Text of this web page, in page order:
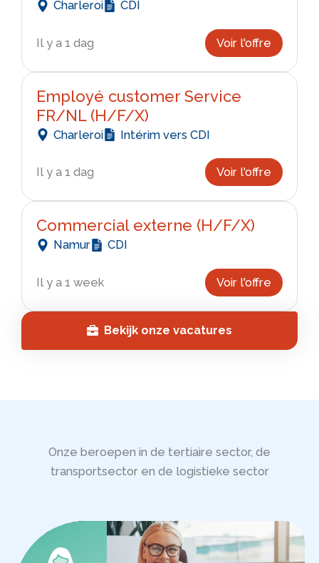
Charleroi CDI
Il y a 1 dag Voir l'offre
Employé customer Service
FR/NL (H/F/X)
Charleroi Intérim vers CDI
Il y a 1 dag Voir l'offre
Commercial externe (H/F/X)
Namur CDI
Il y a 1 week Voir l'offre
Bekijk onze vacatures
Onze beroepen in de tertiaire sector, de
transportsector en de logistieke sector